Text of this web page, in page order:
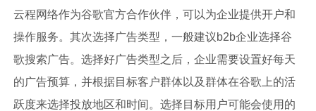
云程网络作为谷歌官方合作伙伴，可以为企业提供开户和
操作服务。其次选择广告类型，一般建议b2b企业选择谷
歌搜索广告。选择好广告类型之后，企业需要设置好每天
的广告预算，并根据目标客户群体以及群体在谷歌上的活
跃度来选择投放地区和时间。选择目标用户可能会使用的